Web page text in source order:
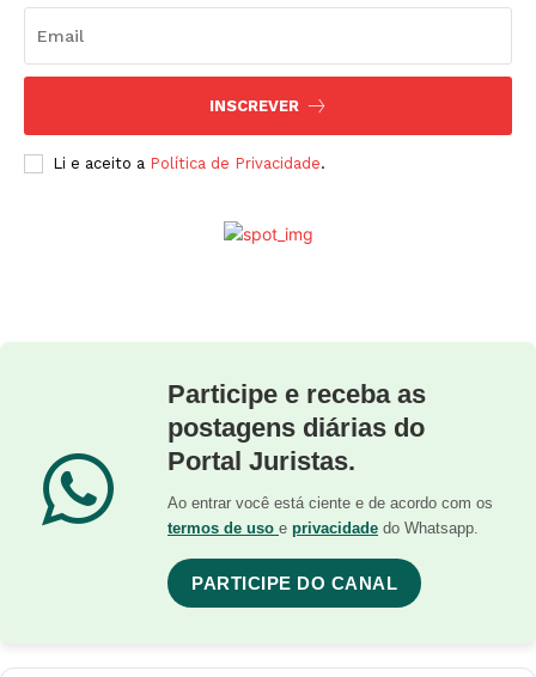
INSCREVER
Li e aceito a Política de Privacidade.
Participe e receba as
postagens diárias do
Portal Juristas.
Ao entrar você está ciente e de acordo com os
termos de uso e privacidade do Whatsapp.
PARTICIPE DO CANAL